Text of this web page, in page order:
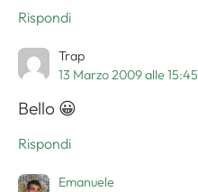
Rispondi
Trap
13 Marzo 2009 alle 15:45
Bello 😀
Rispondi
Emanuele